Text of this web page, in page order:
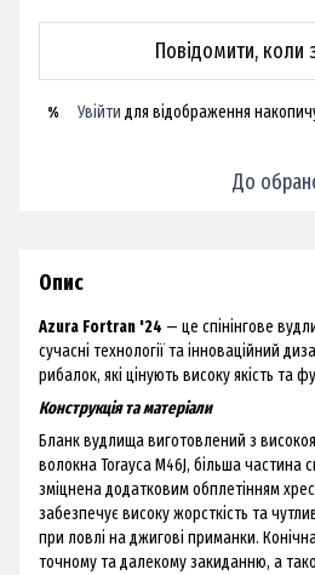
Повідомити, коли
% Увійти для відображення
До
Опис
Azura Fortran '24 — це спінінгове
сучасні технології та інноваційний
рибалок, які цінують високу якість та
Конструкція та матеріали
Бланк вудлища виготовлений з
волокна Torayca M46J, більша частина
зміцнена додатковим обплетінням
забезпечує високу жорсткість та
при ловлі на джигові приманки.
точному та далекому закиданню, а